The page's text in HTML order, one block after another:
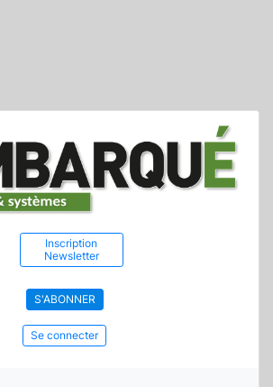
Inscription
Newsletter
S'ABONNER
Se connecter